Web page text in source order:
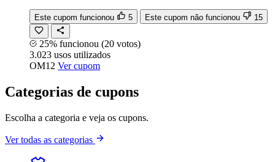
Este cupom funcionou 5 Este cupom não funcionou 15
25% funcionou (20 votos)
3.023 usos utilizados
OM12 Ver cupom
Categorias de cupons
Escolha a categoria e veja os cupons.
Ver todas as categorias